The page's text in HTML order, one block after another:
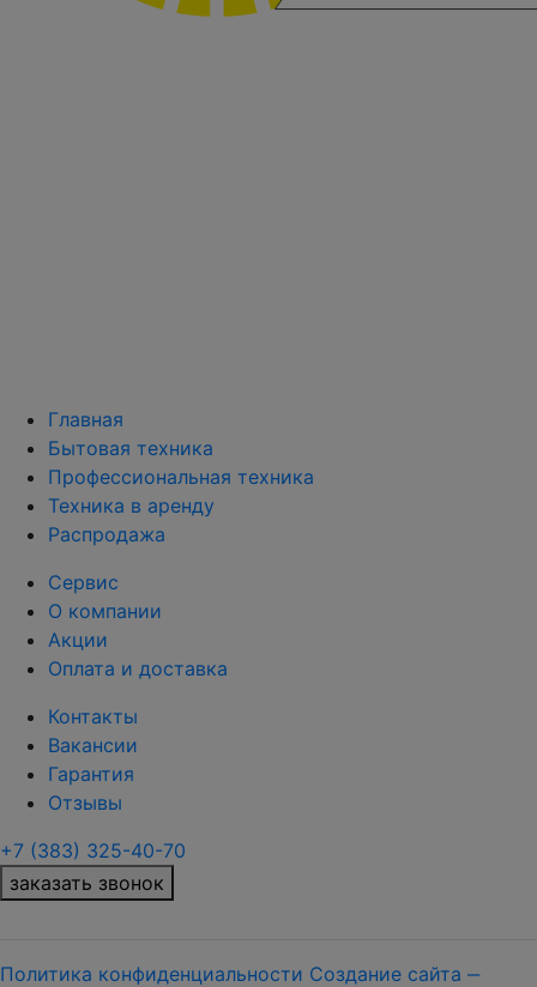
Главная
Бытовая техника
Профессиональная техника
Техника в аренду
Распродажа
Сервис
О компании
Акции
Оплата и доставка
Контакты
Вакансии
Гарантия
Отзывы
+7 (383) 325-40-70
заказать звонок
Политика конфиденциальности Создание сайта ‒